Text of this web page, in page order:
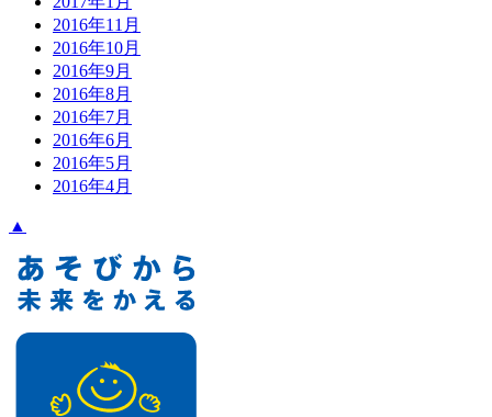
2016年11月
2016年10月
2016年9月
2016年8月
2016年7月
2016年6月
2016年5月
2016年4月
▲